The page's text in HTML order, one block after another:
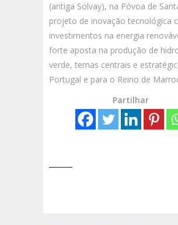
(antiga Solvay), na Póvoa de
projeto de inovação tecnológica
investimentos na energia
forte aposta na produção de
verde, temas centrais e
Portugal e para o Reino de
Partilhar